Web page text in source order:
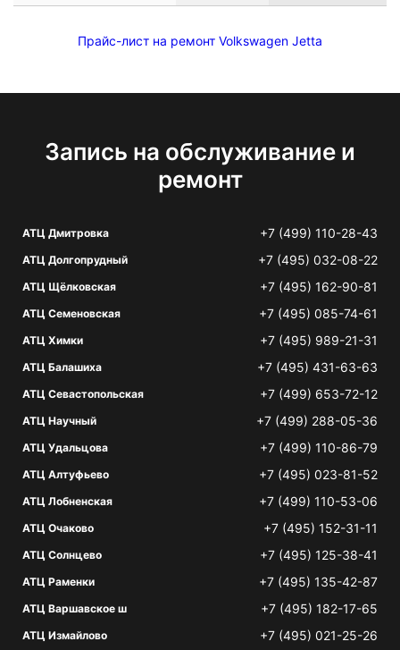
Прайс-лист на ремонт Volkswagen Jetta
Запись на обслуживание и
ремонт
АТЦ Дмитровка +7 (499) 110-28-43
АТЦ Долгопрудный +7 (495) 032-08-22
АТЦ Щёлковская +7 (495) 162-90-81
АТЦ Семеновская +7 (495) 085-74-61
АТЦ Химки +7 (495) 989-21-31
АТЦ Балашиха +7 (495) 431-63-63
АТЦ Севастопольская +7 (499) 653-72-12
АТЦ Научный +7 (499) 288-05-36
АТЦ Удальцова +7 (499) 110-86-79
АТЦ Алтуфьево +7 (495) 023-81-52
АТЦ Лобненская +7 (499) 110-53-06
АТЦ Очаково +7 (495) 152-31-11
АТЦ Солнцево +7 (495) 125-38-41
АТЦ Раменки +7 (495) 135-42-87
АТЦ Варшавское ш +7 (495) 182-17-65
АТЦ Измайлово +7 (495) 021-25-26